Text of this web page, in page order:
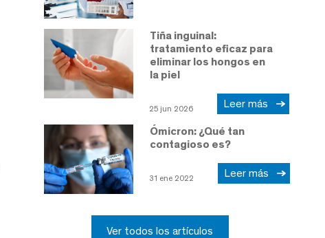
Tiña inguinal:
tratamiento eficaz para
eliminar los hongos en
la piel
25 jun 2026 Leer más
Ómicron: ¿Qué tan
contagioso es?
31 ene 2022 Leer más
Ver todos los artículos